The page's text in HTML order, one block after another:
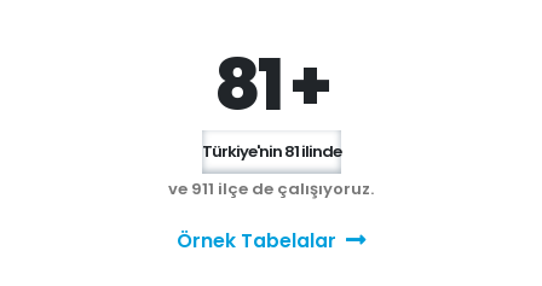
81 +
Türkiye'nin 81 ilinde
ve 911 ilçe de çalışıyoruz.
Örnek Tabelalar